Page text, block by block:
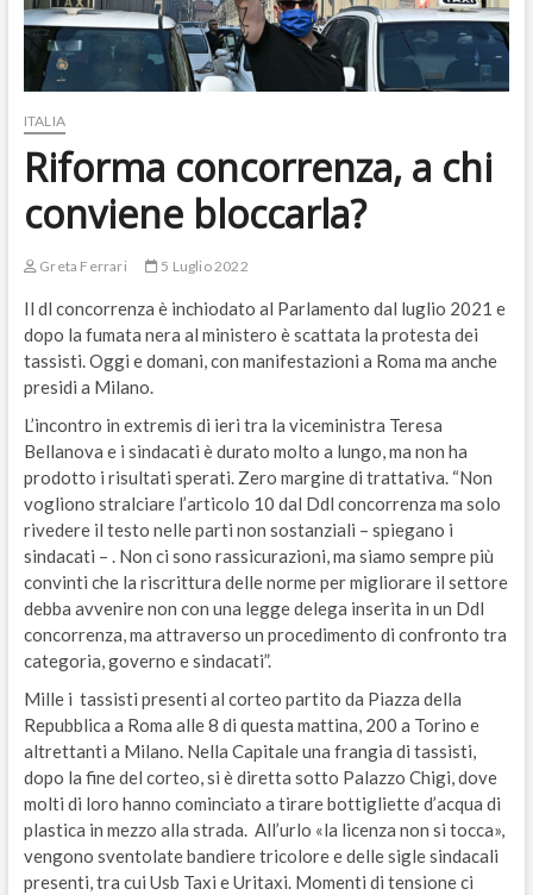
ITALIA
Riforma concorrenza, a chi
conviene bloccarla?
Greta Ferrari 5 Luglio 2022
Il dl concorrenza è inchiodato al Parlamento dal luglio 2021 e
dopo la fumata nera al ministero è scattata la protesta dei
tassisti. Oggi e domani, con manifestazioni a Roma ma anche
presidi a Milano.
L’incontro in extremis di ieri tra la viceministra Teresa
Bellanova e i sindacati è durato molto a lungo, ma non ha
prodotto i risultati sperati. Zero margine di trattativa. “Non
vogliono stralciare l’articolo 10 dal Ddl concorrenza ma solo
rivedere il testo nelle parti non sostanziali – spiegano i
sindacati – . Non ci sono rassicurazioni, ma siamo sempre più
convinti che la riscrittura delle norme per migliorare il settore
debba avvenire non con una legge delega inserita in un Ddl
concorrenza, ma attraverso un procedimento di confronto tra
categoria, governo e sindacati”.
Mille i tassisti presenti al corteo partito da Piazza della
Repubblica a Roma alle 8 di questa mattina, 200 a Torino e
altrettanti a Milano. Nella Capitale una frangia di tassisti,
dopo la fine del corteo, si è diretta sotto Palazzo Chigi, dove
molti di loro hanno cominciato a tirare bottigliette d’acqua di
plastica in mezzo alla strada. All’urlo «la licenza non si tocca»,
vengono sventolate bandiere tricolore e delle sigle sindacali
presenti, tra cui Usb Taxi e Uritaxi. Momenti di tensione ci